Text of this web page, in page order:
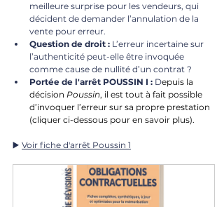
meilleure surprise pour les vendeurs, qui
décident de demander l’annulation de la
vente pour erreur.
Question de droit : L’erreur incertaine sur
l’authenticité peut-elle être invoquée
comme cause de nullité d’un contrat ?
Portée de l'arrêt POUSSIN I : Depuis la
décision Poussin, il est tout à fait possible
d’invoquer l’erreur sur sa propre prestation
(cliquer ci-dessous pour en savoir plus).
▶️ Voir fiche d'arrêt Poussin 1